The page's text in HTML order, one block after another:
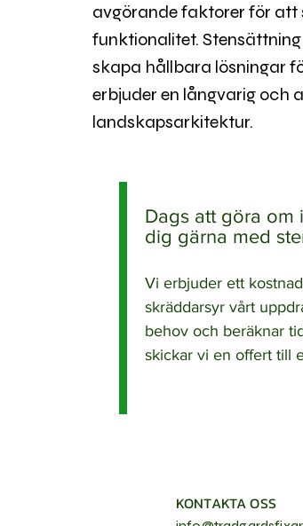
avgörande faktorer för att
funktionalitet.
skapa hållbara lösningar
erbjuder en långvarig och
landskapsarkitektur.
Dags att göra om
dig gärna med
Vi erbjuder ett
skräddarsyr vårt
behov och beräknar
skickar vi en offert till
KONTAKTA OSS